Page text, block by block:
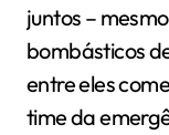
juntos –
bombásticos
entre eles
time da